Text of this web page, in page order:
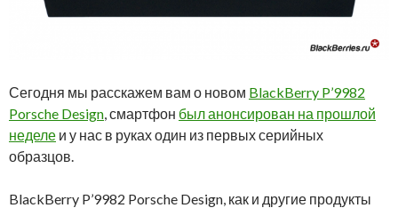
Сегодня мы расскажем вам о новом BlackBerry P’9982
Porsche Design, смартфон был анонсирован на прошлой
неделе и у нас в руках один из первых серийных
образцов.
BlackBerry P’9982 Porsche Design, как и другие продукты